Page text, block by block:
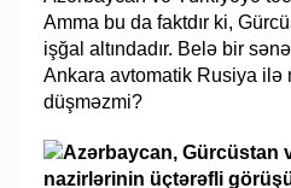
Amma bu da faktdır ki,
işğal altındadır. Belə bir
Ankara avtomatik Rusiya ilə
düşməzmi?